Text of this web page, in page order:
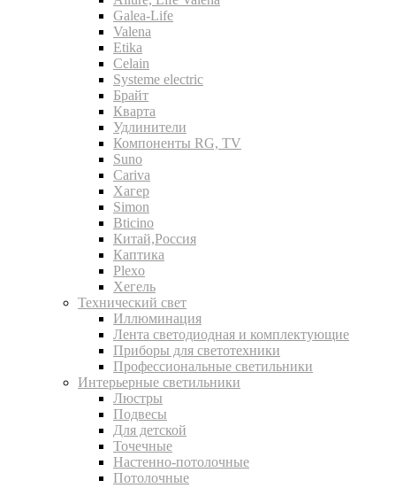
Galea-Life
Valena
Etika
Celain
Systeme electric
Брайт
Кварта
Удлинители
Компоненты RG, TV
Suno
Cariva
Хагер
Simon
Bticino
Китай,Россия
Каптика
Plexo
Хегель
Технический свет
Иллюминация
Лента светодиодная и комплектующие
Приборы для светотехники
Профессиональные светильники
Интерьерные светильники
Люстры
Подвесы
Для детской
Точечные
Настенно-потолочные
Потолочные